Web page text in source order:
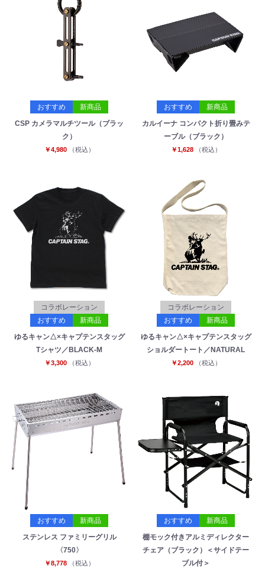
おすすめ 新商品
CSP カメラマルチツール（ブラッ
ク）
￥4,980 （税込）
おすすめ 新商品
カルイーナ コンパクト折り畳みテ
ーブル（ブラック）
￥1,628 （税込）
コラボレーション
おすすめ
新商品
ゆるキャン△×キャプテンスタッグ
Tシャツ／BLACK-M
￥3,300 （税込）
コラボレーション
おすすめ
新商品
ゆるキャン△×キャプテンスタッグ
ショルダートート／NATURAL
￥2,200 （税込）
おすすめ 新商品
ステンレス ファミリーグリル
〈750〉
￥8,778 （税込）
おすすめ 新商品
棚モック付きアルミディレクター
チェア（ブラック）＜サイドテー
ブル付＞